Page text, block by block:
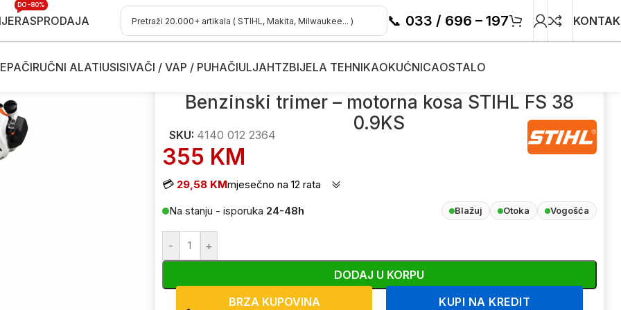
RASPRODAJA
DO -80%
📞 033 / 696 – 197
RUČNI ALATIUSISIVAČI / VAP / PUHAČIULJAHTZBIJELA TEHNIKAOKUĆNICAOSTALO
kose Benzinski trimeri - motorne kose Benzinski trimer – motorna kosa STIHL FS 38 0.9KS
Benzinski trimer – motorna kosa STIHL FS 38
0.9KS
SKU: 4140 012 2364
355 KM
💳 29,58 KMmjesečno na 12 rata
Na stanju - isporuka 24-48h Blažuj Otoka Vogošća
- +
DODAJ U KORPU
BRZA KUPOVINA
KUPI NA KREDIT